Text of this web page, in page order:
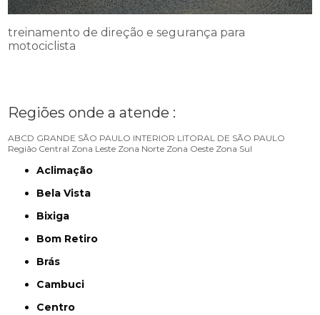
treinamento de direção e segurança para
motociclista
Regiões onde a atende :
ABCD GRANDE SÃO PAULO INTERIOR LITORAL DE SÃO PAULO
Região Central Zona Leste Zona Norte Zona Oeste Zona Sul
Aclimação
Bela Vista
Bixiga
Bom Retiro
Brás
Cambuci
Centro